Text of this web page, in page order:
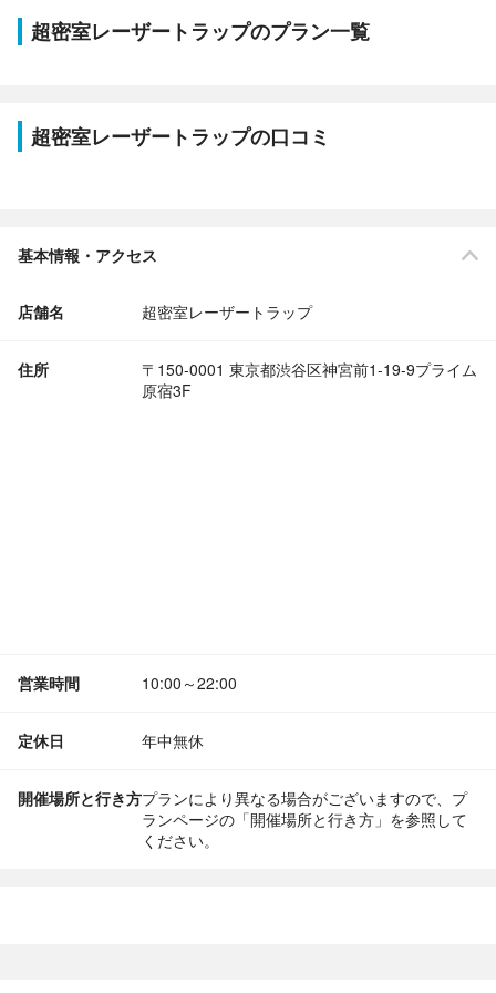
超密室レーザートラップのプラン一覧
超密室レーザートラップの口コミ
基本情報・アクセス
店舗名 超密室レーザートラップ
住所
〒150-0001 東京都渋谷区神宮前1-19-9プライム
原宿3F
営業時間 10:00～22:00
定休日 年中無休
開催場所と行き方プランにより異なる場合がございますので、プ
ランページの「開催場所と行き方」を参照して
ください。